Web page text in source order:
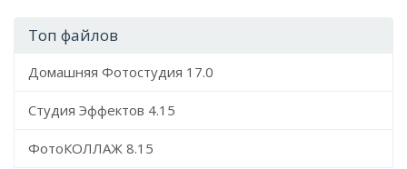
Топ файлов
Домашняя Фотостудия 17.0
Студия Эффектов 4.15
ФотоКОЛЛАЖ 8.15